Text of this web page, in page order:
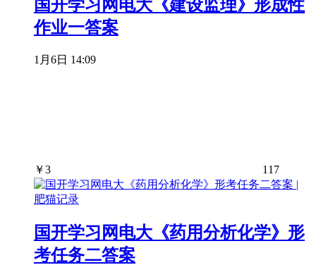
国开学习网电大《建设监理》形成性
作业一答案
1月6日 14:09
￥3 117
国开学习网电大《药用分析化学》形
考任务二答案